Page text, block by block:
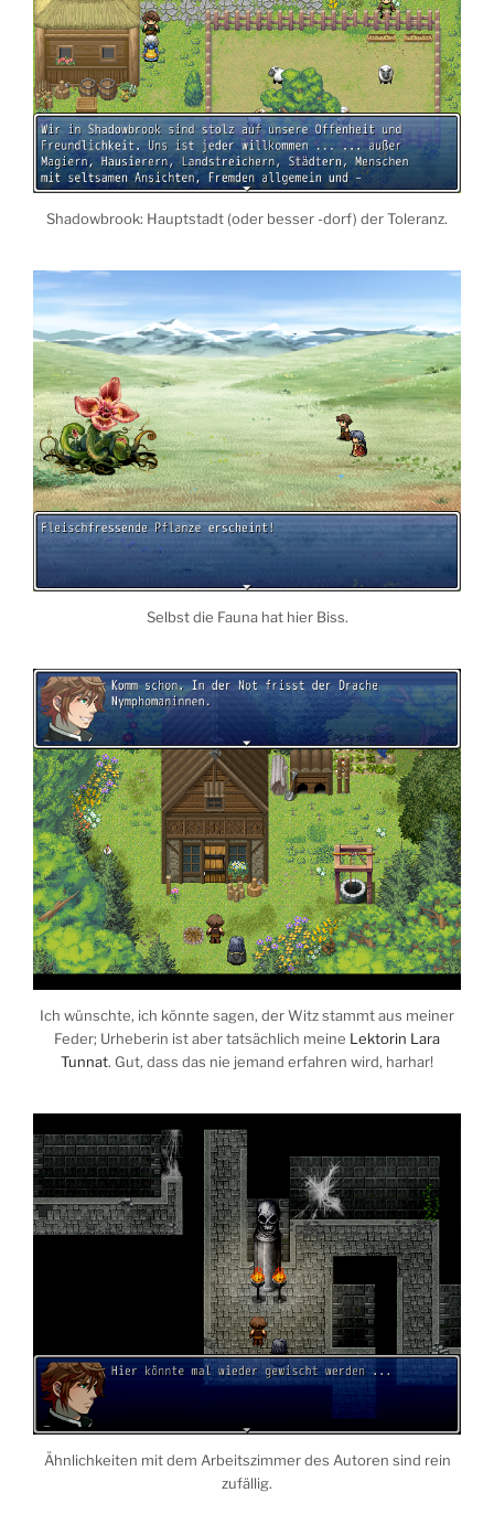
Shadowbrook: Hauptstadt (oder besser -dorf) der Toleranz.
Selbst die Fauna hat hier Biss.
Ich wünschte, ich könnte sagen, der Witz stammt aus meiner
Feder; Urheberin ist aber tatsächlich meine Lektorin Lara
Tunnat. Gut, dass das nie jemand erfahren wird, harhar!
Ähnlichkeiten mit dem Arbeitszimmer des Autoren sind rein
zufällig.